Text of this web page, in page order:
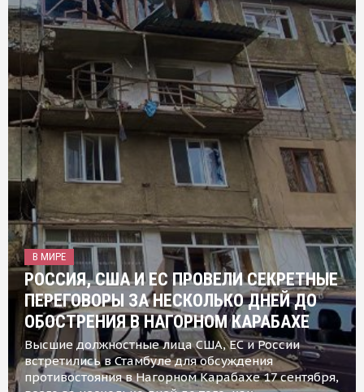
В МИРЕ
РОССИЯ, США И ЕС ПРОВЕЛИ СЕКРЕТНЫЕ
ПЕРЕГОВОРЫ ЗА НЕСКОЛЬКО ДНЕЙ ДО
ОБОСТРЕНИЯ В НАГОРНОМ КАРАБАХЕ
Высшие должностные лица США, ЕС и России
встретились в Стамбуле для обсуждения
противостояния в Нагорном Карабахе 17 сентября,